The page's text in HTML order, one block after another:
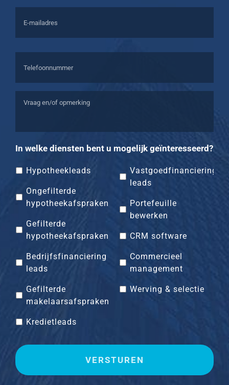
E-
mailadres
Telefoonnummer *
en/of
In welke diensten bent u mogelijk geïnteresseerd?
Hypotheekleads
Ongefilterde
hypotheekafspraken
Gefilterde
hypotheekafspraken
Bedrijfsfinanciering
leads
Gefilterde
makelaarsafspraken
Kredietleads
Vastgoedfinanciering
leads
Portefeuille
bewerken
CRM software
Commercieel
management
Werving & selectie